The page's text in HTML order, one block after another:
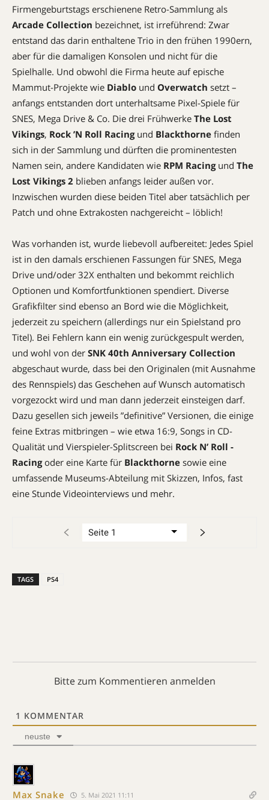
Firmengeburtstags erschienene Retro-Sammlung als
Arcade Collection bezeichnet, ist irreführend: Zwar
entstand das darin enthaltene Trio in den frühen 1990ern,
aber für die damaligen Konsolen und nicht für die
Spielhalle. Und obwohl die Firma heute auf epische
Mammut-Projekte wie Diablo und Overwatch setzt –
anfangs entstanden dort unterhaltsame Pixel-Spiele für
SNES, Mega Drive & Co. Die drei Frühwerke The Lost
Vikings, Rock ’N Roll ­Racingund Blackthorne finden
sich in der Sammlung und dürften die prominentesten
Namen sein, andere Kandidaten wie RPM Racingund The
Lost Vikings 2 blieben anfangs leider außen vor.
Inzwischen wurden diese beiden Titel aber tatsächlich per
Patch und ohne Extrakosten nachgereicht – löblich!
Was vorhanden ist, wurde liebevoll aufbereitet: Jedes Spiel
ist in den damals erschienen Fassungen für SNES, Mega
Drive und/oder 32X enthalten und bekommt reichlich
Optionen und Komfortfunktionen spendiert. Diverse
Grafikfilter sind ebenso an Bord wie die Möglichkeit,
jederzeit zu speichern (allerdings nur ein Spielstand pro
Titel). Bei Fehlern kann ein ­wenig zurückgespult werden,
und wohl von der SNK 40th ­Anniversary ­Collection
abgeschaut ­wurde, dass bei den Originalen (mit Ausnahme
des Rennspiels) das Geschehen auf Wunsch automatisch
vorgezockt wird und man dann jederzeit einsteigen darf.
Dazu gesellen sich jeweils ­”definitive” Versionen, die einige
feine ­Extras mitbringen – wie etwa 16:9, Songs in CD-
Qualität und Vierspieler-Splitscreen bei Rock N’ Roll ­
Racingoder eine Karte für Blackthorne sowie eine
umfassende Museums-Abteilung mit Skizzen, Infos, fast
eine Stunde ­Videointerviews und mehr.
TAGS PS4
Bitte zum Kommentieren anmelden
1 KOMMENTAR
neuste
Max Snake 5. Mai 2021 11:11